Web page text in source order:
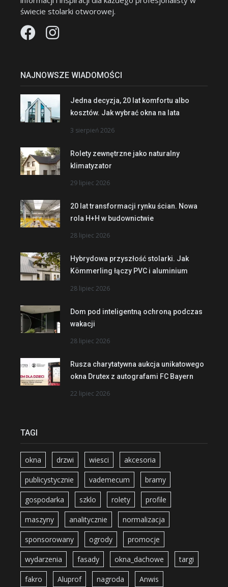
świecie stolarki otworowej.
NAJNOWSZE WIADOMOŚCI
Jedna decyzja, 20 lat komfortu albo
kosztów. Jak wybrać okna na lata
3 sierpień 2026
Rolety zewnętrzne jako naturalny
klimatyzator
29 lipiec 2026
20 lat transformacji rynku ścian. Nowa
rola H+H w budownictwie
28 lipiec 2026
Hybrydowa przyszłość stolarki. Jak
Kömmerling łączy PVC i aluminium
28 lipiec 2026
Dom pod inteligentną ochroną podczas
wakacji
28 lipiec 2026
Rusza charytatywna aukcja unikatowego
okna Drutex z autografami FC Bayern
22 lipiec 2026
TAGI
okna drzwi wiesci akcesoria
publicystycznie vademecum bramy
gospodarka szklo rolety profile
maszyny analitycznie normalizacja
sponsorowany ogrody promocje
wydarzenia fasady okna_dachowe targi
fakro Aluprof nagroda Anwis